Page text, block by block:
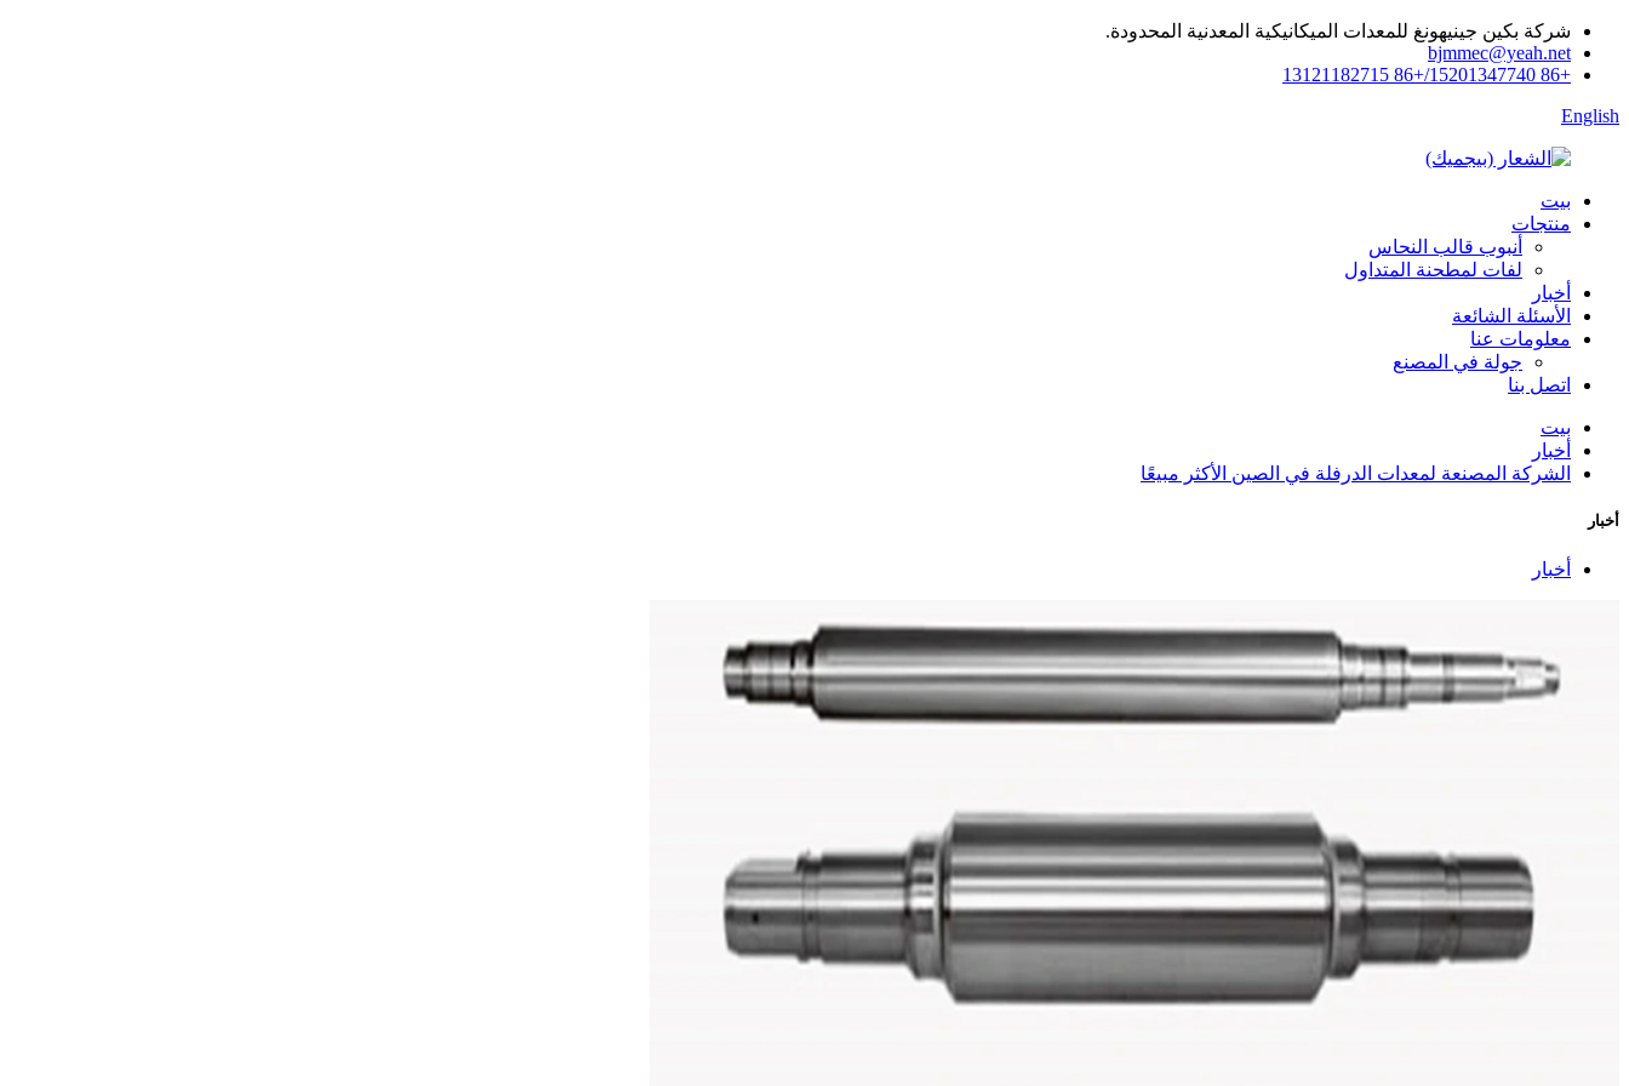
شركة بكين جينيهونغ للمعدات الميكانيكية المعدنية المحدودة.
bjmmec@yeah.net
+86 15201347740/+86 13121182715
English
بيت
منتجات
أنبوب قالب النحاس
لفات لمطحنة المتداول
أخبار
الأسئلة الشائعة
معلومات عنا
جولة في المصنع
اتصل بنا
بيت
أخبار
الشركة المصنعة لمعدات الدرفلة في الصين الأكثر مبيعًا
أخبار
أخبار